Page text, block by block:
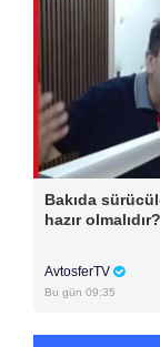
Bakıda
hazır olmalıdır?
AvtosferTV
Bu gün 09:35